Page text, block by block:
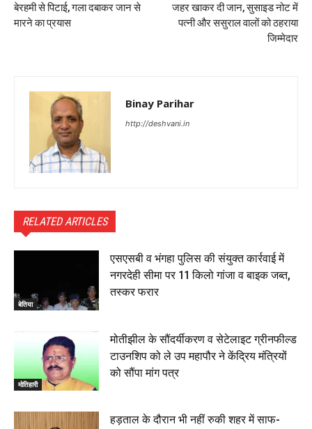
बेरहमी से पिटाई, गला दबाकर जान से
मारने का प्रयास
जहर खाकर दी जान, सुसाइड नोट में
पत्नी और ससुराल वालों को ठहराया
जिम्मेदार
Binay Parihar
http://deshvani.in
RELATED ARTICLES
बेतिया
एसएसबी व भंगहा पुलिस की संयुक्त कार्रवाई में
नगरदेही सीमा पर 11 किलो गांजा व बाइक जब्त,
तस्कर फरार
मोतिहारी
मोतीझील के सौंदर्यीकरण व सेटेलाइट ग्रीनफील्ड
टाउनशिप को ले उप महापौर ने केंद्रिय मंत्रियों
को सौंपा मांग पत्र
हड़ताल के दौरान भी नहीं रुकी शहर में साफ-